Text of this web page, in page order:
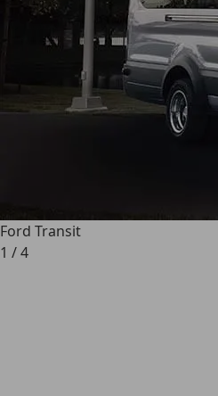
Ford Transit
1 /4